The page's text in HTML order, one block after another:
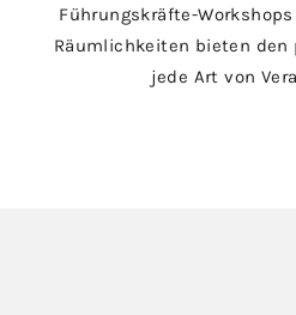
Führungskräfte-
Räumlichkeiten bieten den
jede Art von